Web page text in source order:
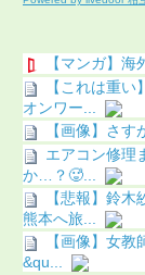
【マンガ】
【これは重
オンワー...
【画像】さ
エアコン修理
か…？🥵...
【悲報】鈴
熊本へ旅...
【画像】女
&qu...